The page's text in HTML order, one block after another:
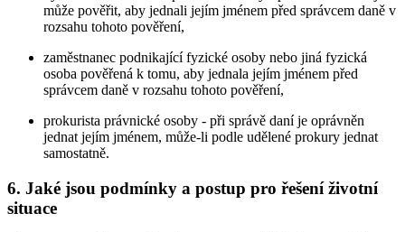
může pověřit, aby jednali jejím jménem před správcem daně v
rozsahu tohoto pověření,
zaměstnanec podnikající fyzické osoby nebo jiná fyzická
osoba pověřená k tomu, aby jednala jejím jménem před
správcem daně v rozsahu tohoto pověření,
prokurista právnické osoby - při správě daní je oprávněn
jednat jejím jménem, může-li podle udělené prokury jednat
samostatně.
6. Jaké jsou podmínky a postup pro řešení životní
situace